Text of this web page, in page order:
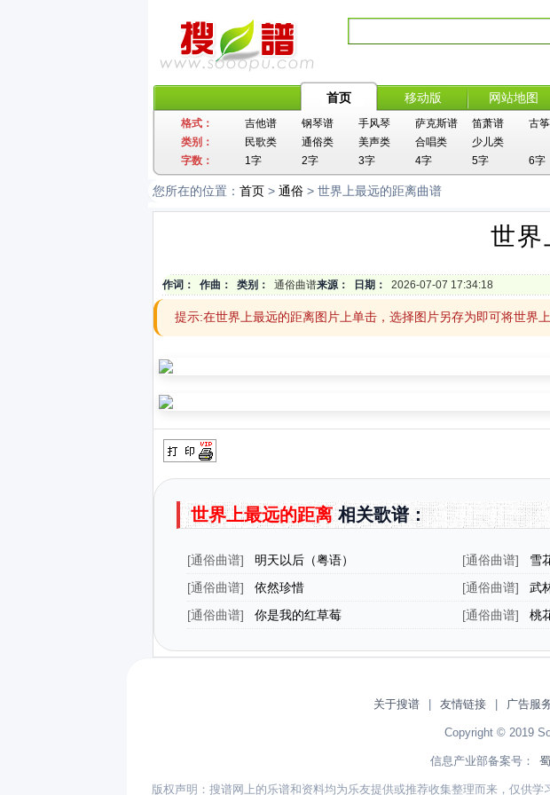
首页 移动版 网站地图
格式： 吉他谱 钢琴谱 手风琴 萨克斯谱 笛萧谱 古
类别：
民歌类 通俗类 美声类 合唱类
少儿类
字数：
1字 2字 3字 4字 5字 6字
您所在的位置： 首页 > 通俗 > 世界上最远的距离曲谱
世界
作词： 作曲： 类别： 通俗曲谱来源： 日期： 2026-07-07 17:34:18
提示:在世界上最远的距离图片上单击，选择图片另存为即可将世界
世界上最远的距离相关歌谱：
[通俗曲谱] 明天以后（粤语） [通俗曲谱] 雪
[通俗曲谱] 依然珍惜 [通俗曲谱] 武
[通俗曲谱] 你是我的红草莓 [通俗曲谱] 桃
关于搜谱 友情链接 广告服
Copyright © 2019
信息产业部备案号：
版权声明：搜谱网上的乐谱和资料均为乐友提供或推荐收集整理而来，仅供